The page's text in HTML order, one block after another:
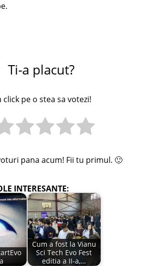
Ti-a placut?
click pe o stea sa votezi!
pana acum! Fii tu primul. 🙂
INTERESANTE:
Cum a fost la Vianu
Sci Tech Evo Fest
editia a II-a,…